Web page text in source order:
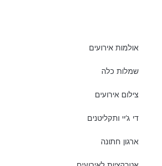
אולמות אירועים
שמלות כלה
צילום אירועים
די ג’יי ותקליטנים
ארגון חתונה